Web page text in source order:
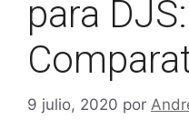
para DJS:
9 julio, 2020 por